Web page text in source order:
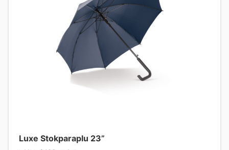
Luxe Stokparaplu 23”